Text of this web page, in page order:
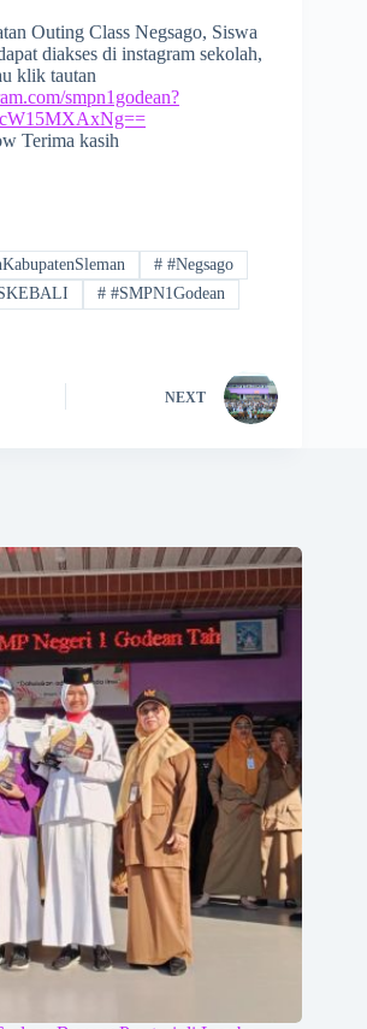
Outing Class Negsago, Siswa
diakses di instagram sekolah,
klik tautan
smpn1godean?
Terima kasih
##Negsago
##SMPN1Godean
NEXT